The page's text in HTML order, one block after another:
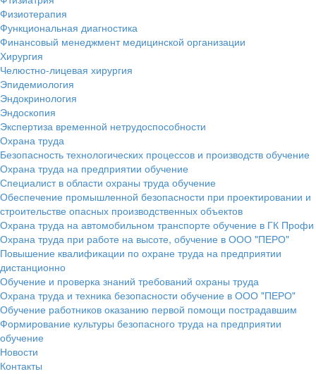
Физиотерапия
Функциональная диагностика
Финансовый менеджмент медицинской организации
Хирургия
Челюстно-лицевая хирургия
Эпидемиология
Эндокринология
Эндоскопия
Экспертиза временной нетрудоспособности
Охрана труда
Безопасность технологических процессов и производств обучение
Охрана труда на предприятии обучение
Специалист в области охраны труда обучение
Обеспечение промышленной безопасности при проектировании и
строительстве опасных производственных объектов
Охрана труда на автомобильном транспорте обучение в ГК Профи
Охрана труда при работе на высоте, обучение в ООО "ПЕРО"
Повышение квалификации по охране труда на предприятии
дистанционно
Обучение и проверка знаний требований охраны труда
Охрана труда и техника безопасности обучение в ООО "ПЕРО"
Обучение работников оказанию первой помощи пострадавшим
Формирование культуры безопасного труда на предприятии
обучение
Новости
Контакты